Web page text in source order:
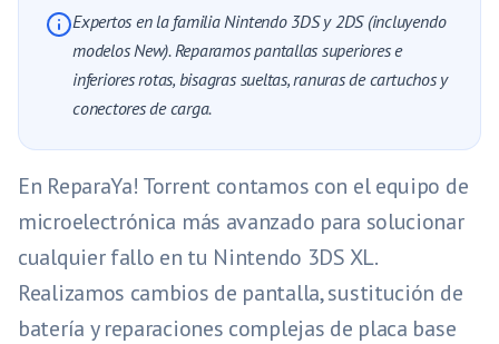
Expertos en la familia Nintendo 3DS y 2DS (incluyendo
modelos New). Reparamos pantallas superiores e
inferiores rotas, bisagras sueltas, ranuras de cartuchos y
conectores de carga.
En ReparaYa! Torrent contamos con el equipo de
microelectrónica más avanzado para solucionar
cualquier fallo en tu Nintendo 3DS XL.
Realizamos cambios de pantalla, sustitución de
batería y reparaciones complejas de placa base